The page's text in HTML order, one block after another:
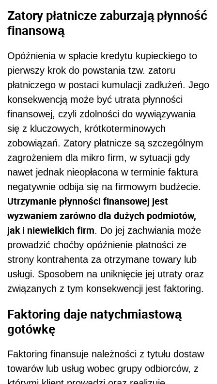
Zatory płatnicze zaburzają płynność
finansową
Opóźnienia w spłacie kredytu kupieckiego to
pierwszy krok do powstania tzw. zatoru
płatniczego w postaci kumulacji zadłużeń. Jego
konsekwencją może być utrata płynności
finansowej, czyli zdolności do wywiązywania
się z kluczowych, krótkoterminowych
zobowiązań. Zatory płatnicze są szczególnym
zagrożeniem dla mikro firm, w sytuacji gdy
nawet jednak nieopłacona w terminie faktura
negatywnie odbija się na firmowym budżecie.
Utrzymanie płynności finansowej jest
wyzwaniem zarówno dla dużych podmiotów,
jak i niewielkich firm. Do jej zachwiania może
prowadzić choćby opóźnienie płatności ze
strony kontrahenta za otrzymane towary lub
usługi. Sposobem na uniknięcie jej utraty oraz
związanych z tym konsekwencji jest faktoring.
Faktoring daje natychmiastową
gotówkę
Faktoring finansuje należności z tytułu dostaw
towarów lub usług wobec grupy odbiorców, z